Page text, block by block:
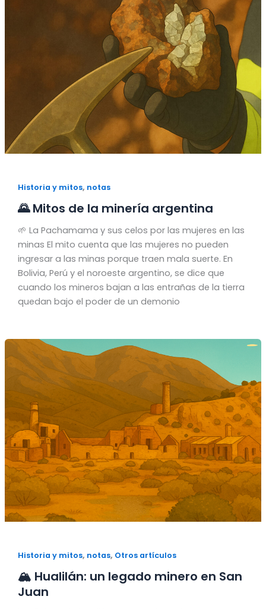
Historia y mitos, notas
🌄 Mitos de la minería argentina
🌱 La Pachamama y sus celos por las mujeres en las
minas El mito cuenta que las mujeres no pueden
ingresar a las minas porque traen mala suerte. En
Bolivia, Perú y el noroeste argentino, se dice que
cuando los mineros bajan a las entrañas de la tierra
quedan bajo el poder de un demonio
Historia y mitos, notas, Otros artículos
🏔️ Hualilán: un legado minero en San
Juan